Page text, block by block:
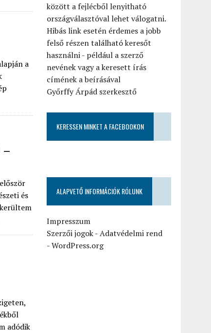
a
–
és
adódik
között a fejlécből lenyitható
országválasztóval lehet válogatni.
Hibás link esetén érdemes a jobb
felső részen található keresőt
használni - például a szerző
nevének vagy a keresett írás
címének a beírásával
Győrffy Árpád szerkesztő
KERESSEN MINKET A FACEBOOKON
ALAPVETŐ INFORMÁCIÓK RÓLUNK
Impresszum
Szerzői jogok-Adatvédelmi rend
-WordPress.org